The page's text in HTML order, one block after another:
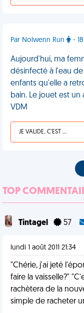
Par Nolwenn Run -
Aujourd'hui, ma
désinfecté à l'eau
enfants qu'elle a
bain. Le jouet est
VDM
JE VALIDE, C'EST UNE VDM
TOP
Tintagel 57
lundi 1 août 2011 21:34
"Chérie, j'ai jeté
faire la vaisselle?"
rachètera de la
simple de racheter